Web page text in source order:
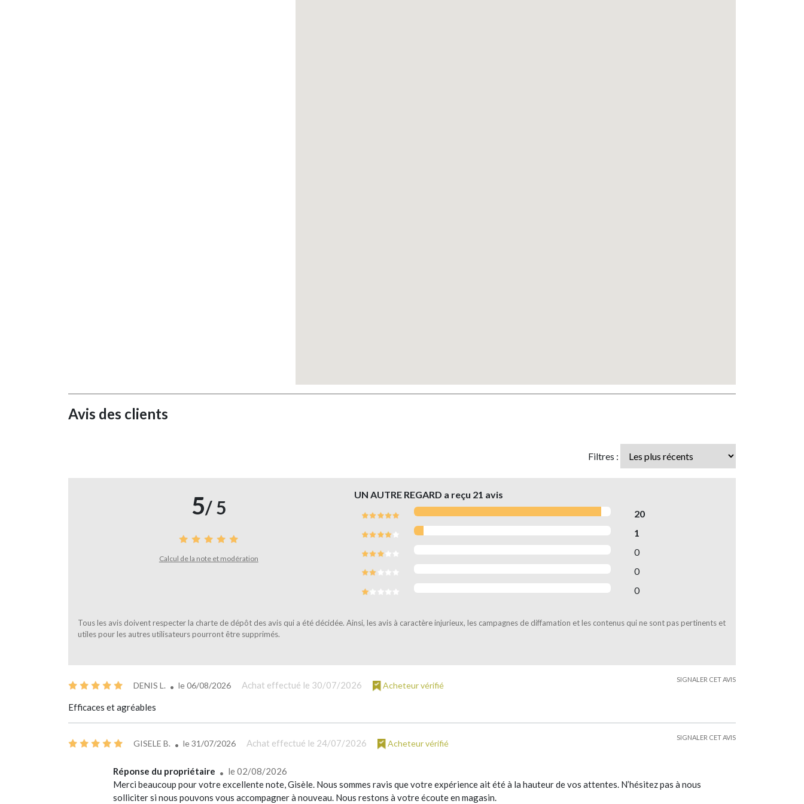
Avis des clients
Filtres :
5/ 5
Calcul de la note et modération
UN AUTRE REGARD a reçu 21 avis
20
1
0
0
0
Tous les avis doivent respecter la charte de dépôt des avis qui a été décidée. Ainsi, les avis à caractère injurieux, les campagnes de diffamation et les contenus qui ne sont pas pertinents et
utiles pour les autres utilisateurs pourront être supprimés.
DENIS L. le06/08/2026 Achat effectué le 30/07/2026 Acheteur vérifié
SIGNALER CET AVIS
Efficaces et agréables
GISELE B. le31/07/2026 Achat effectué le 24/07/2026 Acheteur vérifié
SIGNALER CET AVIS
Réponse du propriétaire
le 02/08/2026
Merci beaucoup pour votre excellente note, Gisèle. Nous sommes ravis que votre expérience ait été à la hauteur de vos attentes. N’hésitez pas à nous
solliciter si nous pouvons vous accompagner à nouveau. Nous restons à votre écoute en magasin.